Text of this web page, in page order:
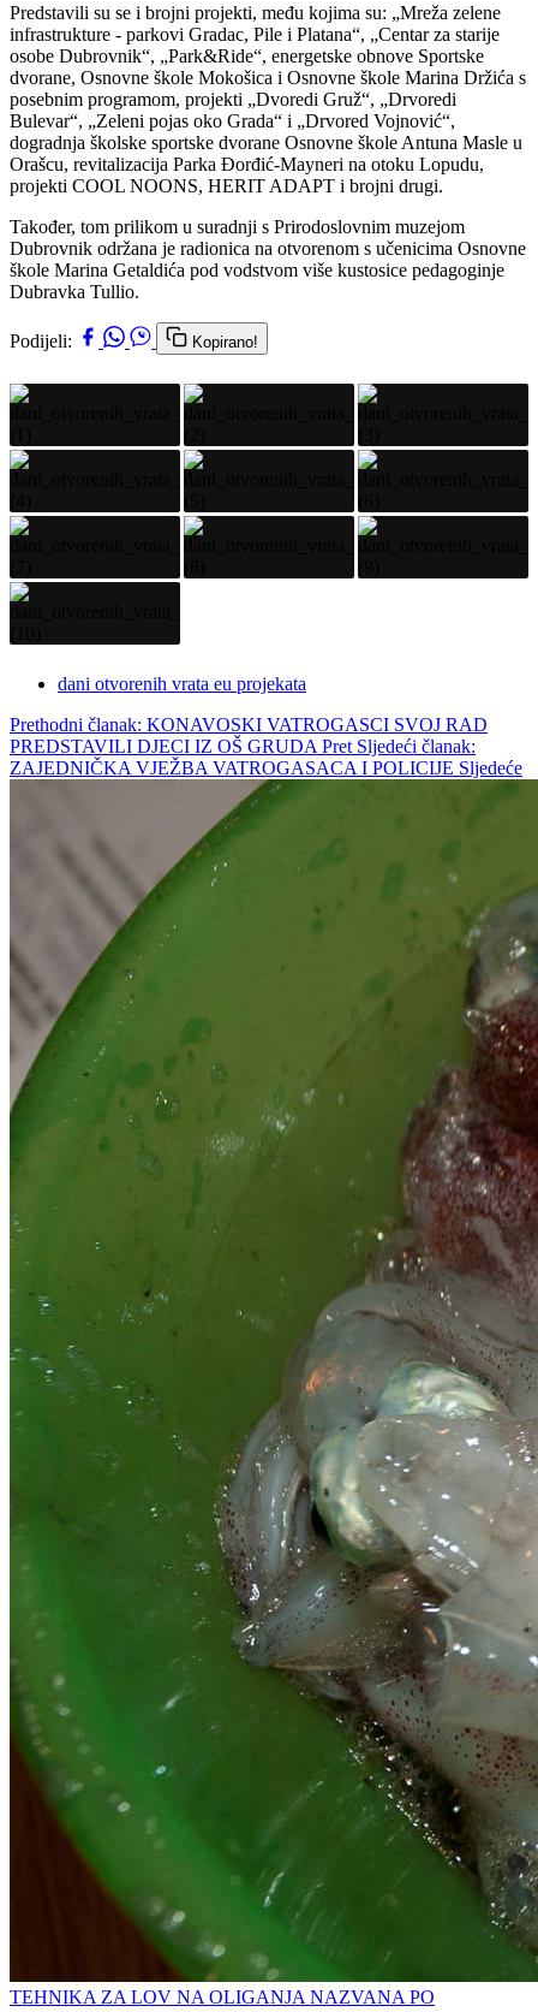
Predstavili su se i brojni projekti, među kojima su: „Mreža zelene
infrastrukture - parkovi Gradac, Pile i Platana“, „Centar za starije
osobe Dubrovnik“, „Park&Ride“, energetske obnove Sportske
dvorane, Osnovne škole Mokošica i Osnovne škole Marina Držića s
posebnim programom, projekti „Dvoredi Gruž“, „Drvoredi
Bulevar“, „Zeleni pojas oko Grada“ i „Drvored Vojnović“,
dogradnja školske sportske dvorane Osnovne škole Antuna Masle u
Orašcu, revitalizacija Parka Đorđić-Mayneri na otoku Lopudu,
projekti COOL NOONS, HERIT ADAPT i brojni drugi.
Također, tom prilikom u suradnji s Prirodoslovnim muzejom
Dubrovnik održana je radionica na otvorenom s učenicima Osnovne
škole Marina Getaldića pod vodstvom više kustosice pedagoginje
Dubravka Tullio.
Podijeli: Kopirano!
dani otvorenih vrata eu projekata
Prethodni članak: KONAVOSKI VATROGASCI SVOJ RAD
PREDSTAVILI DJECI IZ OŠ GRUDA Pret Sljedeći članak:
ZAJEDNIČKA VJEŽBA VATROGASACA I POLICIJE Sljedeće
TEHNIKA ZA LOV NA OLIGANJA NAZVANA PO